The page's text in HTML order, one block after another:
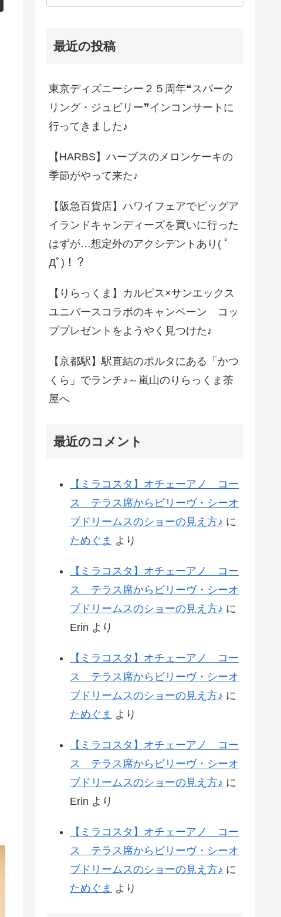
最近の投稿
東京ディズニーシー２５周年❝スパーク
リング・ジュビリー❞インコンサートに
行ってきました♪
【HARBS】ハーブスのメロンケーキの
季節がやって来た♪
【阪急百貨店】ハワイフェアでビッグア
イランドキャンディーズを買いに行った
はずが…想定外のアクシデントあり( ﾟ
Дﾟ)！？
【りらっくま】カルピス×サンエックス
ユニバースコラボのキャンペーン コッ
ププレゼントをようやく見つけた♪
【京都駅】駅直結のポルタにある「かつ
くら」でランチ♪～嵐山のりらっくま茶
屋へ
最近のコメント
【ミラコスタ】オチェーアノ コー
ス テラス席からビリーヴ・シーオ
ブドリームスのショーの見え方♪ に
ためぐま より
【ミラコスタ】オチェーアノ コー
ス テラス席からビリーヴ・シーオ
ブドリームスのショーの見え方♪ に
Erin より
【ミラコスタ】オチェーアノ コー
ス テラス席からビリーヴ・シーオ
ブドリームスのショーの見え方♪ に
ためぐま より
【ミラコスタ】オチェーアノ コー
ス テラス席からビリーヴ・シーオ
ブドリームスのショーの見え方♪ に
Erin より
【ミラコスタ】オチェーアノ コー
ス テラス席からビリーヴ・シーオ
ブドリームスのショーの見え方♪ に
ためぐま より